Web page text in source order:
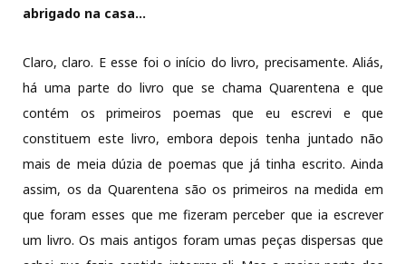
abrigado na casa…
Claro, claro. E esse foi o início do livro, precisamente. Aliás,
há uma parte do livro que se chama Quarentena e que
contém os primeiros poemas que eu escrevi e que
constituem este livro, embora depois tenha juntado não
mais de meia dúzia de poemas que já tinha escrito. Ainda
assim, os da Quarentena são os primeiros na medida em
que foram esses que me fizeram perceber que ia escrever
um livro. Os mais antigos foram umas peças dispersas que